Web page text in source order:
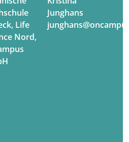
Life
Nord,
Junghans